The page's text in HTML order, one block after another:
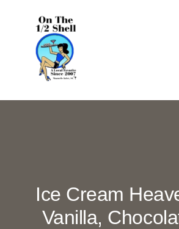
DrinksIce Cream
Vanilla,